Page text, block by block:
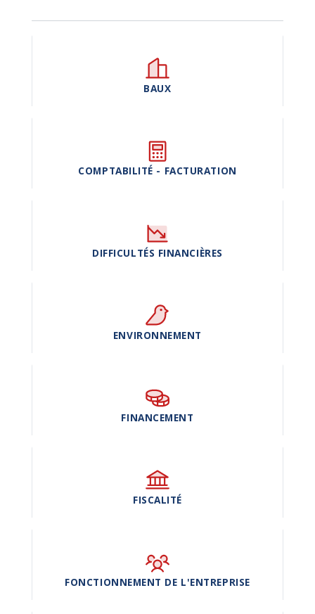
BAUX
COMPTABILITÉ - FACTURATION
DIFFICULTÉS FINANCIÈRES
ENVIRONNEMENT
FINANCEMENT
FISCALITÉ
FONCTIONNEMENT DE L'ENTREPRISE